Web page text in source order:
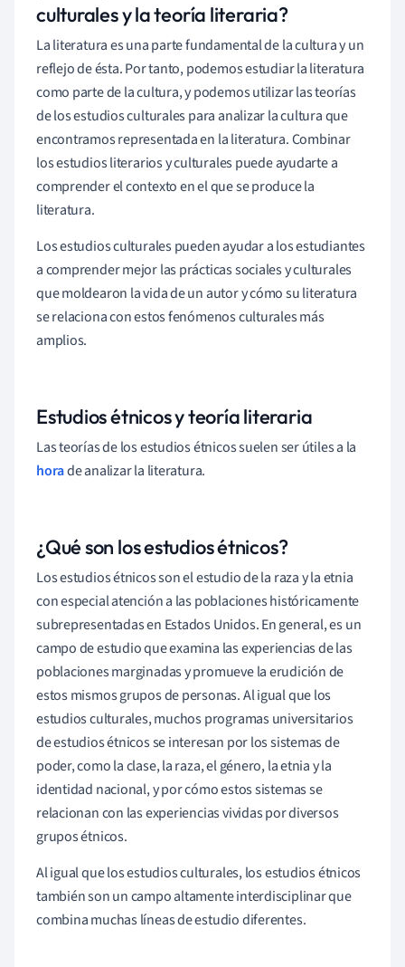
culturales y la teoría literaria?
La literatura es una parte fundamental de la cultura y un
reflejo de ésta. Por tanto, podemos estudiar la literatura
como parte de la cultura, y podemos utilizar las teorías
de los estudios culturales para analizar la cultura que
encontramos representada en la literatura. Combinar
los estudios literarios y culturales puede ayudarte a
comprender el contexto en el que se produce la
literatura.
Los estudios culturales pueden ayudar a los estudiantes
a comprender mejor las prácticas sociales y culturales
que moldearon la vida de un autor y cómo su literatura
se relaciona con estos fenómenos culturales más
amplios.
Estudios étnicos y teoría literaria
Las teorías de los estudios étnicos suelen ser útiles a la
horade analizar la literatura.
¿Qué son los estudios étnicos?
Los estudios étnicos son el estudio de la raza y la etnia
con especial atención a las poblaciones históricamente
subrepresentadas en Estados Unidos. En general, es un
campo de estudio que examina las experiencias de las
poblaciones marginadas y promueve la erudición de
estos mismos grupos de personas. Al igual que los
estudios culturales, muchos programas universitarios
de estudios étnicos se interesan por los sistemas de
poder, como la clase, la raza, el género, la etnia y la
identidad nacional, y por cómo estos sistemas se
relacionan con las experiencias vividas por diversos
grupos étnicos.
Al igual que los estudios culturales, los estudios étnicos
también son un campo altamente interdisciplinar que
combina muchas líneas de estudio diferentes.